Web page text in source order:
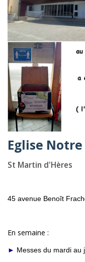
Eglise
St Martin d'Hères
45 avenue Benoît
En semaine :
► Messes du mardi au